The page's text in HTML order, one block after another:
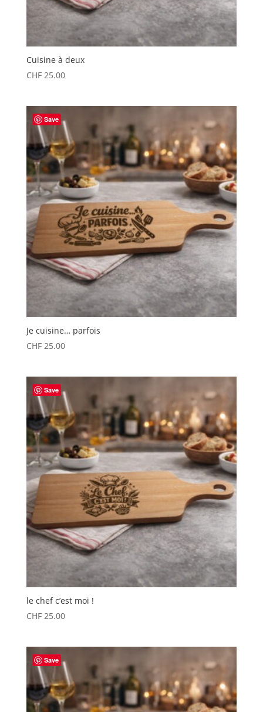
Cuisine à deux
CHF25.00
Save
Je cuisine… parfois
CHF25.00
Save
le chef c’est moi !
CHF25.00
Save